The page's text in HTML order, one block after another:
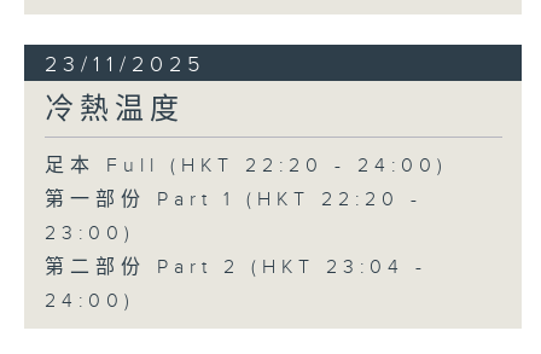
23/11/2025
冷熱温度
足本 Full (HKT 22:20 - 24:00)
第一部份 Part 1 (HKT 22:20 -
23:00)
第二部份 Part 2 (HKT 23:04 -
24:00)